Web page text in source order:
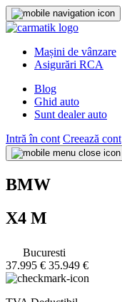
Mașini de vânzare
Asigurări RCA
Blog
Ghid auto
Sunt dealer auto
Intră în cont Creează cont
BMW
X4 M
Bucuresti
37.995 € 35.949 €